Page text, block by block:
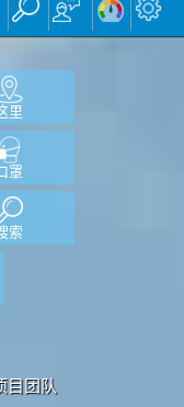
里
罩
索
目团队